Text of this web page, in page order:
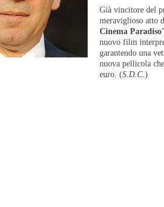
Già vincitore del
meraviglioso atto
Cinema Paradiso'
nuovo film
garantendo una
nuova pellicola
euro. (S.D.C.)